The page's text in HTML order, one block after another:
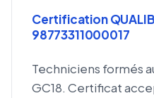
Certification
98773311000017
Techniciens formés
GC18. Certificat